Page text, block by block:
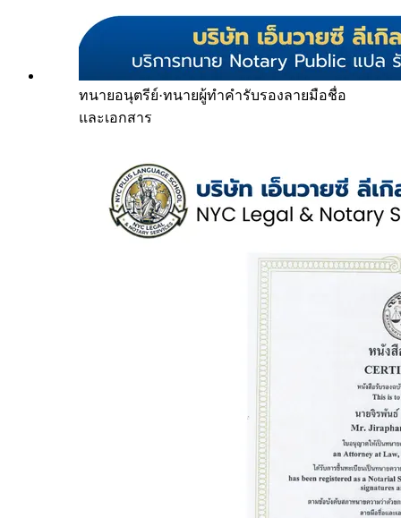
ทนายอนุตรีย์·ทนายผู้ทำคำรับรองลายมือชื่อ
และเอกสาร